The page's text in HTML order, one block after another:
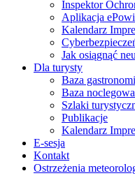
Inspektor
Aplikacja
Kalendarz
Jak osiągnąć
Dla turysty
Baza
Baza
Szlaki
Publikacje
Kalendarz
E-sesja
Kontakt
Ostrzeżenia